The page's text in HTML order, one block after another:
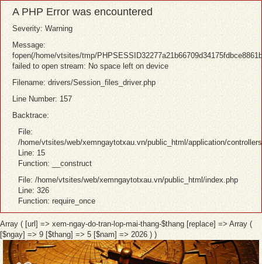
A PHP Error was encountered
Severity: Warning
Message:
fopen(/home/vtsites/tmp/
failed to open stream: No space left on device
Filename: drivers/Session_files_driver.php
Line Number: 157
Backtrace:
File:
/home/vtsites/web/xemngaytotxau.vn/public_html/application/
Line: 15
Function: __construct
File: /home/vtsites/web/xemngaytotxau.vn/public_html/index.php
Line: 326
Function: require_once
Array ( [url] => xem-ngay-do-tran-lop-mai-thang-$thang [replace] => Array (
[$ngay] => 9 [$thang] => 5 [$nam] => 2026 ) )